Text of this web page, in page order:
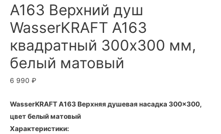
А163 Верхний душ
WasserKRAFT A163
квадратный 300х300 мм,
белый матовый
6 990 ₽
WasserKRAFT A163 Верхняя душевая насадка 300×300,
цвет белый матовый
Характеристики: